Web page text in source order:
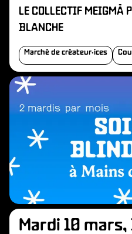
LE COLLECTIF MEIGMĀ
BLANCHE
Marché de créateur·ices
Mardi 10 mars,